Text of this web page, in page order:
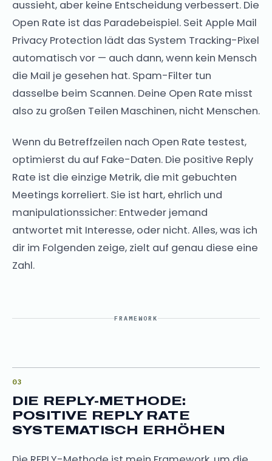
aussieht, aber keine Entscheidung verbessert. Die
Open Rate ist das Paradebeispiel. Seit Apple Mail
Privacy Protection lädt das System Tracking-Pixel
automatisch vor — auch dann, wenn kein Mensch
die Mail je gesehen hat. Spam-Filter tun
dasselbe beim Scannen. Deine Open Rate misst
also zu großen Teilen Maschinen, nicht Menschen.
Wenn du Betreffzeilen nach Open Rate testest,
optimierst du auf Fake-Daten. Die positive Reply
Rate ist die einzige Metrik, die mit gebuchten
Meetings korreliert. Sie ist hart, ehrlich und
manipulationssicher: Entweder jemand
antwortet mit Interesse, oder nicht. Alles, was ich
dir im Folgenden zeige, zielt auf genau diese eine
Zahl.
FRAMEWORK
DIE REPLY-METHODE:
POSITIVE REPLY RATE
SYSTEMATISCH ERHÖHEN